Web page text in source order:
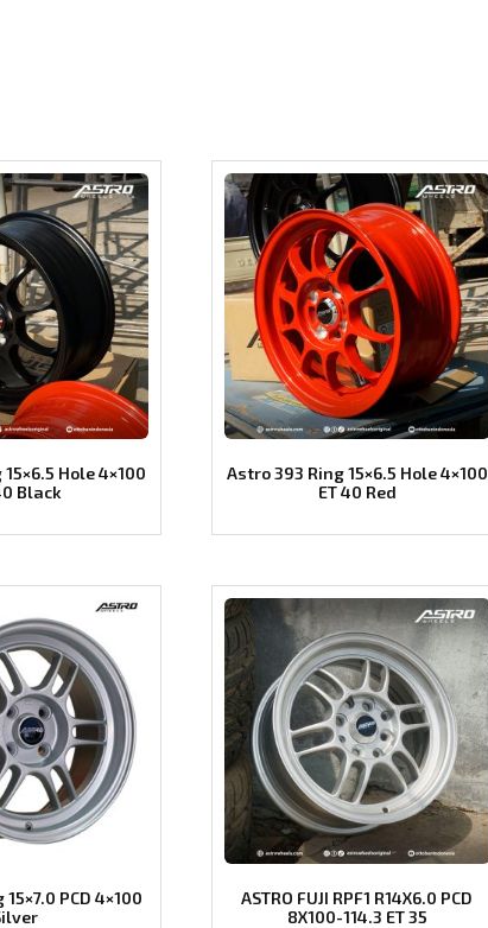
Hole 4×100
Black
Astro 393 Ring 15×6.5 Hole 4×100
ET 40 Red
PCD 4×100
ASTRO FUJI RPF1 R14X6.0 PCD
8X100-114.3 ET 35